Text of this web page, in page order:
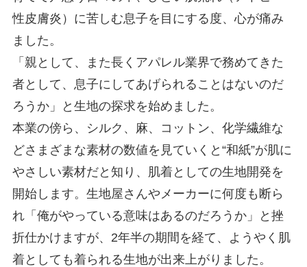
性皮膚炎）に苦しむ息子を目にする度、心が痛み
ました。
「親として、また長くアパレル業界で務めてきた
者として、息子にしてあげられることはないのだ
ろうか」と生地の探求を始めました。
本業の傍ら、シルク、麻、コットン、化学繊維な
どさまざまな素材の数値を見ていくと“和紙”が肌に
やさしい素材だと知り、肌着としての生地開発を
開始します。生地屋さんやメーカーに何度も断ら
れ「俺がやっている意味はあるのだろうか」と挫
折仕かけますが、2年半の期間を経て、ようやく肌
着としても着られる生地が出来上がりました。